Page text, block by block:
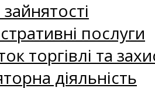
послуги
торгівлі та
діяльність